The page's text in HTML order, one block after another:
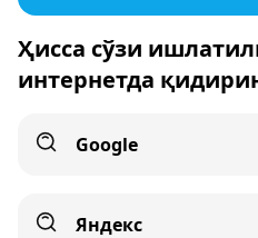
Ҳисса сўзи
интернетда
Google
Яндекс